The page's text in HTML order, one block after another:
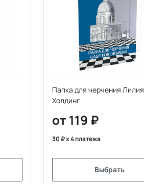
Папка для черчения Лилия
Холдинг
от 119
30 x 4 платежа
Выбрать